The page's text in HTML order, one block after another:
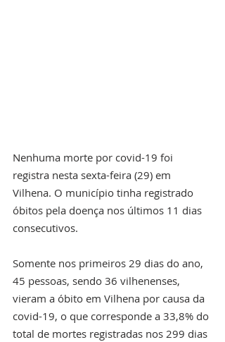
Nenhuma morte por covid-19 foi
registra nesta sexta-feira (29) em
Vilhena. O município tinha registrado
óbitos pela doença nos últimos 11 dias
consecutivos.
Somente nos primeiros 29 dias do ano,
45 pessoas, sendo 36 vilhenenses,
vieram a óbito em Vilhena por causa da
covid-19, o que corresponde a 33,8% do
total de mortes registradas nos 299 dias